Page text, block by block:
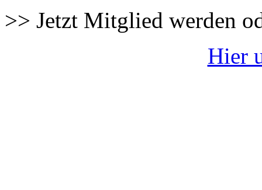
>> Jetzt Mitglied werden
Hier